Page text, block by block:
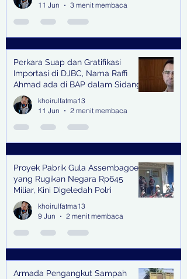
11 Jun
3 menit membaca
Perkara Suap dan Gratifikasi
Importasi di DJBC, Nama Raffi
Ahmad ada di BAP dalam Sidang
khoirulfatma13
11 Jun
2 menit membaca
Proyek Pabrik Gula Assembagoes
yang Rugikan Negara Rp645
Miliar, Kini Digeledah Polri
khoirulfatma13
9 Jun
2 menit membaca
Armada Pengangkut Sampah